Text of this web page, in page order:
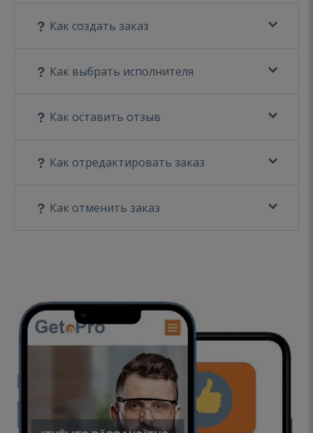
Как создать заказ
Как выбрать исполнителя
Как оставить отзыв
Как отредактировать заказ
Как отменить заказ